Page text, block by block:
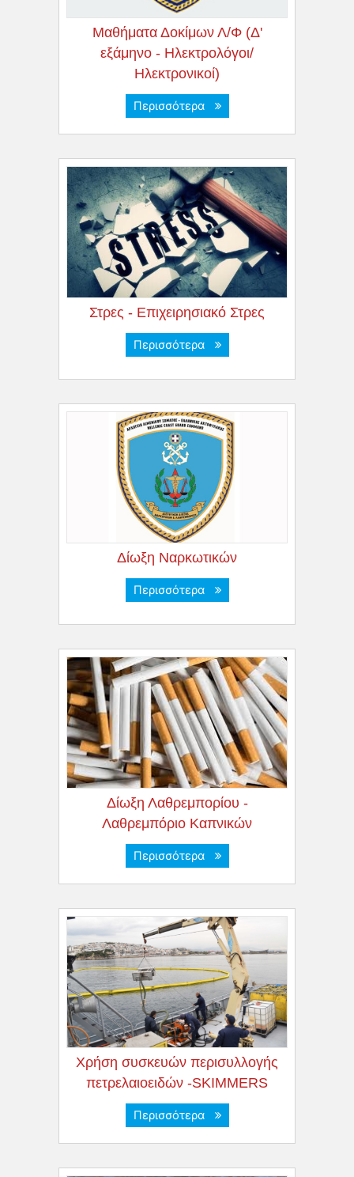
Μαθήματα Δοκίμων Λ/Φ (Δ'
εξάμηνο - Ηλεκτρολόγοι/
Ηλεκτρονικοί)
Περισσότερα
Στρες - Επιχειρησιακό Στρες
Περισσότερα
Δίωξη Ναρκωτικών
Περισσότερα
Δίωξη Λαθρεμπορίου -
Λαθρεμπόριο Καπνικών
Περισσότερα
Χρήση συσκευών περισυλλογής
πετρελαιοειδών -SKIMMERS
Περισσότερα